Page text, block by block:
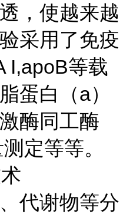
，使越来越
采用了免疫
I,apoB等载
蛋白（a）
酶同工酶
定等等。
代谢物等分